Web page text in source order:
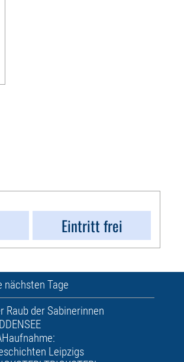
Eintritt frei
nächsten Tage
Raub der Sabinerinnen
Leipzigs